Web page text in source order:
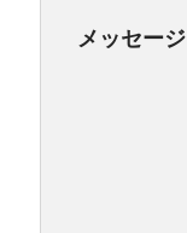
メッセージ